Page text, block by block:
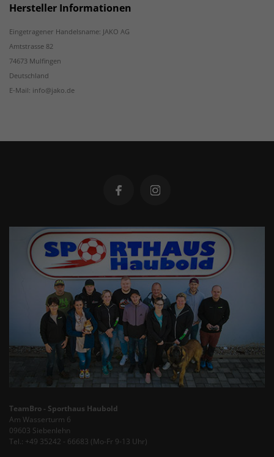
Hersteller Informationen
Eingetragener Handelsname: JAKO AG
Amtstrasse 82
74673 Mulfingen
Deutschland
E-Mail: info@jako.de
TeamBro - Sporthaus Haubold
Am Wasserturm 6
09603 Siebenlehn
Tel.: +49 35242 - 66683 (Mo-Fr 9-13 Uhr)